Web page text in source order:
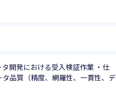
開発における受入検証作業 ・仕
品質（精度、網羅性、一貫性、デ